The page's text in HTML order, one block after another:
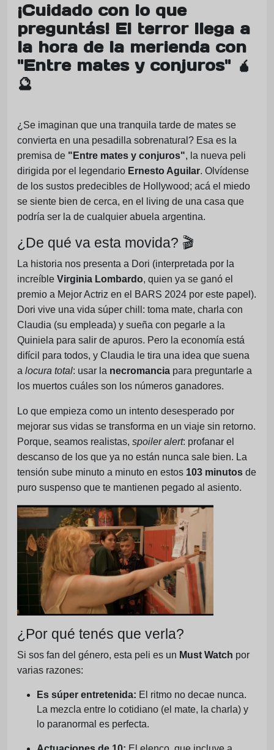
¡Cuidado con lo que
preguntás! El terror llega a
la hora de la merienda con
"Entre mates y conjuros" 🧉
🔮
¿Se imaginan que una tranquila tarde de mates se
convierta en una pesadilla sobrenatural? Esa es la
premisa de "Entre mates y conjuros", la nueva peli
dirigida por el legendario Ernesto Aguilar. Olvídense
de los sustos predecibles de Hollywood; acá el miedo
se siente bien de cerca, en el living de una casa que
podría ser la de cualquier abuela argentina.
¿De qué va esta movida? 🎬
La historia nos presenta a Dori (interpretada por la
increíble Virginia Lombardo, quien ya se ganó el
premio a Mejor Actriz en el BARS 2024 por este papel).
Dori vive una vida súper chill: toma mate, charla con
Claudia (su empleada) y sueña con pegarle a la
Quiniela para salir de apuros. Pero la economía está
difícil para todos, y Claudia le tira una idea que suena
a locura total: usar la necromancia para preguntarle a
los muertos cuáles son los números ganadores.
Lo que empieza como un intento desesperado por
mejorar sus vidas se transforma en un viaje sin retorno.
Porque, seamos realistas, spoiler alert: profanar el
descanso de los que ya no están nunca sale bien. La
tensión sube minuto a minuto en estos 103 minutos de
puro suspenso que te mantienen pegado al asiento.
¿Por qué tenés que verla?
Si sos fan del género, esta peli es un Must Watch por
varias razones:
Es súper entretenida: El ritmo no decae nunca.
La mezcla entre lo cotidiano (el mate, la charla) y
lo paranormal es perfecta.